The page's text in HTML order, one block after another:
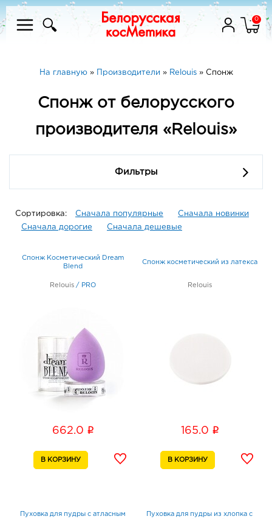
0
На главную» Производители » Relouis» Спонж
Спонж от белорусского
производителя «Relouis»
Фильтры
Сортировка: Сначала популярные
Сначала новинки
Сначала дорогие
Сначала дешевые
Спонж Косметический Dream
Blend
Relouis / PRO
662.0 i
Спонж косметический из латекса
Relouis
165.0 i
Пуховка для пудры с атласным
Пуховка для пудры из хлопка с